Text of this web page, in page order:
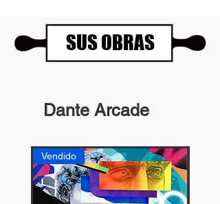
SUS OBRAS
Dante Arcade
Vendido